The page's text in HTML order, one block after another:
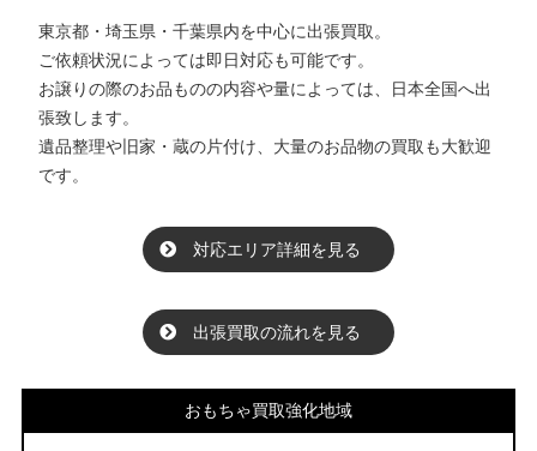
東京都・埼玉県・千葉県内を中心に出張買取。
ご依頼状況によっては即日対応も可能です。
お譲りの際のお品ものの内容や量によっては、日本全国へ出
張致します。
遺品整理や旧家・蔵の片付け、大量のお品物の買取も大歓迎
です。
対応エリア詳細を見る
出張買取の流れを見る
おもちゃ買取強化地域